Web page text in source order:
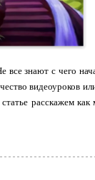
все знают с чего
видеоуроков
расскажем как